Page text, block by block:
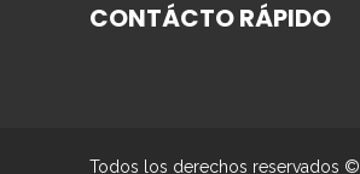
CONTÁCTO RÁPIDO
Todos los derechos reservados ©